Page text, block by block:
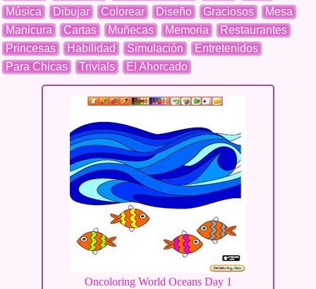
Música
Dibujar Colorear Diseño Graciosos
Mesa
Manicura
Cartas Muñecas Memoria
Restaurantes
Princesas
Habilidad Simulación
Entretenidos
Para Chicas
Trivials El Ahorcado
Oncoloring World Oceans Day 1